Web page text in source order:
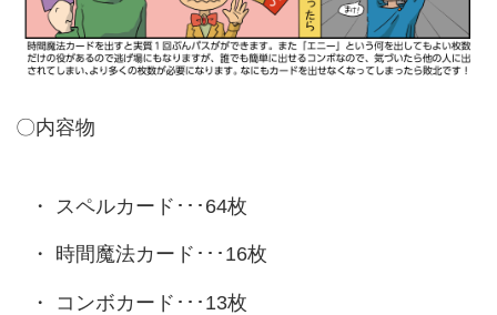
〇内容物
スペルカード･･･64枚
時間魔法カード･･･16枚
コンボカード･･･13枚